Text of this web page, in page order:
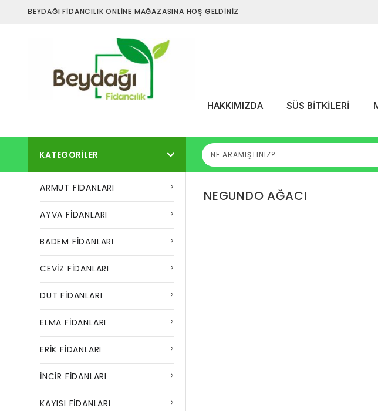
BEYDAĞI FİDANCILIK ONLİNE MAĞAZASINA HOŞ GELDİNİZ
HAKKIMIZDA SÜS BITKILERI
KATEGORILER
ARMUT FİDANLARI
AYVA FİDANLARI
BADEM FİDANLARI
CEVİZ FİDANLARI
DUT FİDANLARI
ELMA FİDANLARI
ERİK FİDANLARI
İNCİR FİDANLARI
KAYISI FİDANLARI
NEGUNDO AĞACI